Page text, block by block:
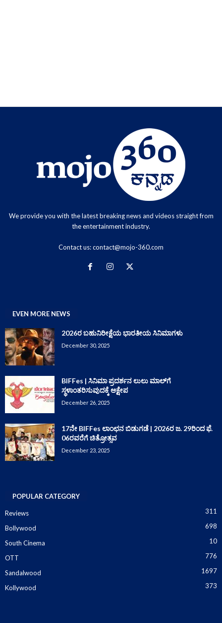
We provide you with the latest breaking news and videos straight from
the entertainment industry.
Contact us:contact@mojo-360.com
EVEN MORE NEWS
2026ರ ಬಹುನಿರೀಕ್ಷೆಯ ಭಾರತೀಯ ಸಿನಿಮಾಗಳು
December 30, 2025
BIFFes | ಸಿನಿಮಾ ಪ್ರದರ್ಶನ ಲುಲು ಮಾಲ್‌ಗೆ
ಸ್ಥಳಾಂತರಿಸುವುದಕ್ಕೆ ಆಕ್ಷೇಪ
December 26, 2025
17ನೇ BIFFes ಲಾಂಛನ ಬಿಡುಗಡೆ | 2026ರ ಜ. 29ರಿಂದ ಫೆ.
06ರವರೆಗೆ ಚಿತ್ರೋತ್ಸವ
December 23, 2025
POPULAR CATEGORY
Reviews 311
Bollywood 698
South Cinema 10
OTT 776
Sandalwood 1697
Kollywood 373